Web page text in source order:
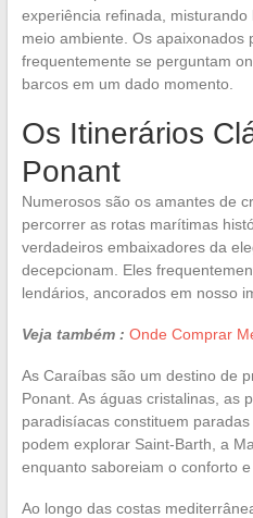
experiência refinada,
meio ambiente. Os apaixonados
frequentemente se perguntam
barcos em um dado momento.
Os Itinerários
Ponant
Numerosos são os amantes de
percorrer as rotas marítimas
verdadeiros embaixadores da
decepcionam. Eles
lendários, ancorados em nosso
Veja também : Onde Comprar
As Caraíbas são um destino de
Ponant. As águas cristalinas, as
paradisíacas constituem
podem explorar Saint-Barth, a
enquanto saboreiam o conforto
Ao longo das costas